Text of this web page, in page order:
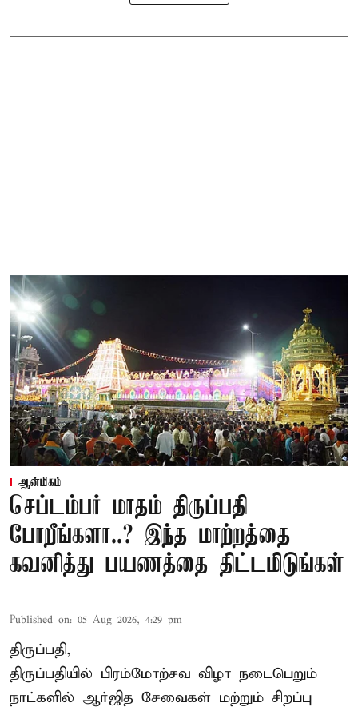
ஆன்மிகம்
செப்டம்பர் மாதம் திருப்பதி
போறீங்களா..? இந்த மாற்றத்தை
கவனித்து பயணத்தை திட்டமிடுங்கள்
Published on: 05 Aug 2026, 4:29 pm
திருப்பதி,
திருப்பதியில் பிரம்மோற்சவ விழா நடைபெறும்
நாட்களில் ஆர்ஜித சேவைகள் மற்றும் சிறப்பு